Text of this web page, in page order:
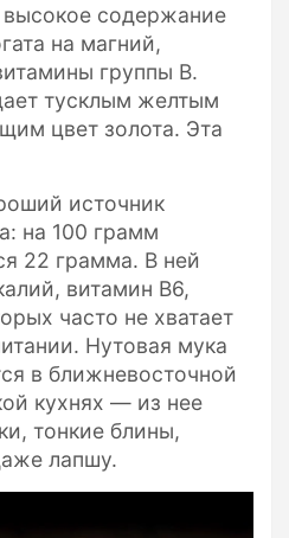
содержание
на магний,
группы В.
тусклым желтым
цвет золота. Эта
источник
на 100 грамм
22 грамма. В ней
витамин В6,
часто не хватает
Нутовая мука
в ближневосточной
кухнях — из нее
тонкие блины,
лапшу.